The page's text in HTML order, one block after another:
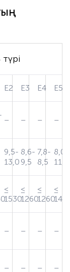
Е2 Е3 Е4 Е5
– – – –
9,5-
13,0
8,6-
9,5
7,8-
8,5
8,0-
11,0
≤
1530
≤
1260
≤
1260
≤
– – – –
– – – –